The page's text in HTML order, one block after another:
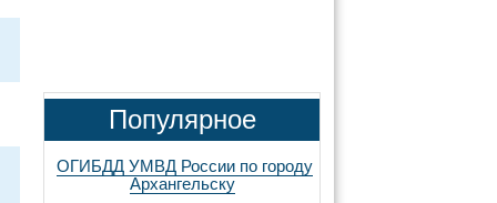
Популярное
ОГИБДД УМВД России по городу
Архангельску